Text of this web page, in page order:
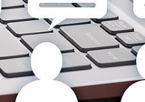
Webmail Moodle
English